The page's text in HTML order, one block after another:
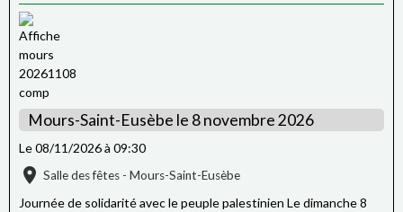
Mours-Saint-Eusèbe le 8 novembre 2026
Le 08/11/2026à 09:30
Salle des fêtes - Mours-Saint-Eusèbe
Journée de solidarité avec le peuple palestinien Le dimanche 8